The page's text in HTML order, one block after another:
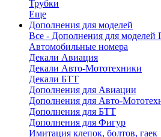
Трубки
Еще
Дополнения для моделей
Все - Дополнения для моделей
Автомобильные номера
Декали Авиация
Декали Авто-Мототехники
Декали БТТ
Дополнения для Авиации
Дополнения для Авто-
Дополнения для БТТ
Дополнения для Фигур
Имитация клепок, болтов, гаек